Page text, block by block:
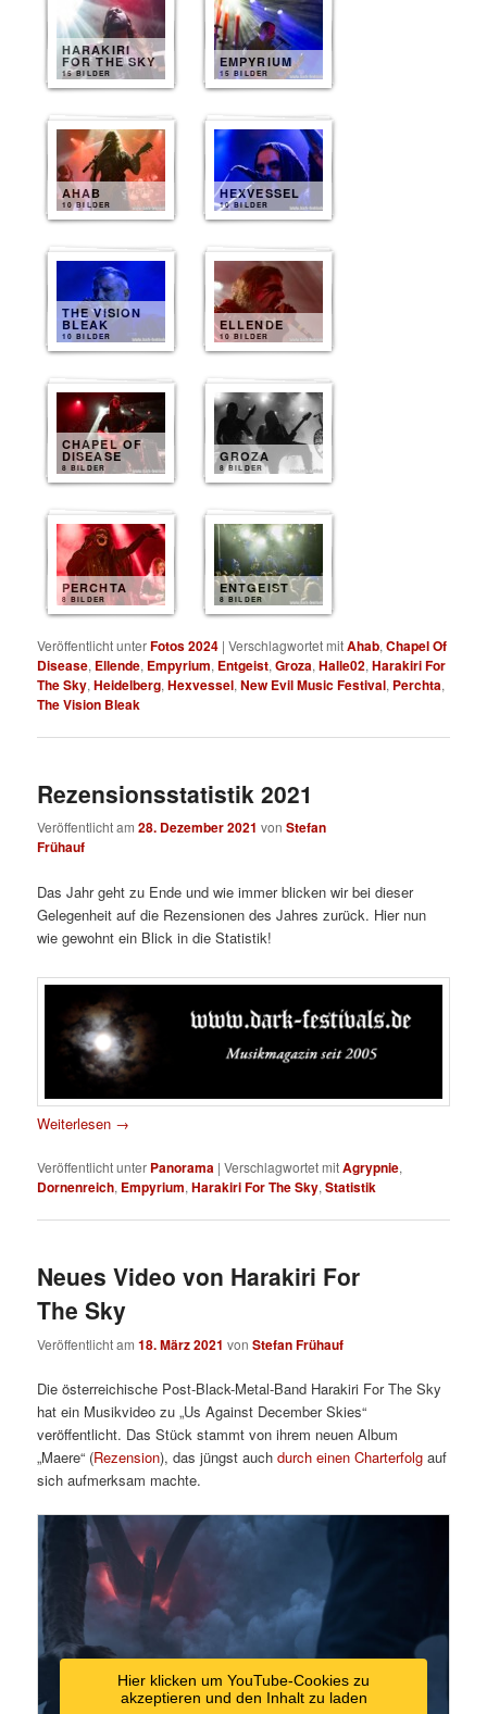
HARAKIRI
FOR THE SKY
15 BILDER
EMPYRIUM
15 BILDER
AHAB
10 BILDER
HEXVESSEL
10 BILDER
THE VISION
BLEAK
10 BILDER
ELLENDE
10 BILDER
CHAPEL OF
DISEASE
8 BILDER
GROZA
8 BILDER
PERCHTA
8 BILDER
ENTGEIST
8 BILDER
Veröffentlicht unterFotos 2024 |Verschlagwortet mitAhab,Chapel Of
Disease, Ellende, Empyrium, Entgeist,Groza,Halle02,Harakiri For
The Sky,Heidelberg,Hexvessel,New Evil Music Festival, Perchta,
The Vision Bleak
Rezensionsstatistik 2021
Veröffentlicht am28. Dezember 2021 vonStefan
Frühauf
Das Jahr geht zu Ende und wie immer blicken wir bei dieser
Gelegenheit auf die Rezensionen des Jahres zurück. Hier nun
wie gewohnt ein Blick in die Statistik!
Weiterlesen →
Veröffentlicht unter Panorama |Verschlagwortet mitAgrypnie,
Dornenreich, Empyrium,Harakiri For The Sky,Statistik
Neues Video von Harakiri For
The Sky
Veröffentlicht am18. März 2021 vonStefan Frühauf
Die österreichische Post-Black-Metal-Band Harakiri For The Sky
hat ein Musikvideo zu „Us Against December Skies“
veröffentlicht. Das Stück stammt von ihrem neuen Album
„Maere“ (Rezension), das jüngst auchdurch einen Charterfolg auf
sich aufmerksam machte.
Hier klicken um YouTube-Cookies zu
akzeptieren und den Inhalt zu laden